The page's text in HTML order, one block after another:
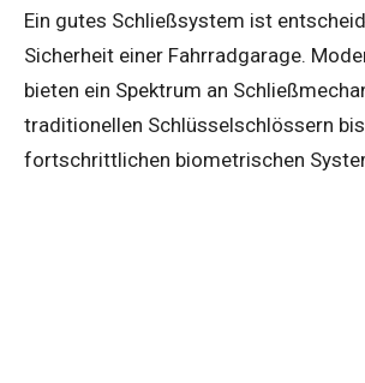
Ein gutes Schließsystem ist
Sicherheit einer Fahrradgarage.
bieten ein Spektrum an
traditionellen Schlüsselschlössern
fortschrittlichen biometrischen